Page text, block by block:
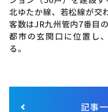
北ゆたか線、若松線が交
客数はJR九州管内7番目
都市の玄関口に位置し
る。
記事